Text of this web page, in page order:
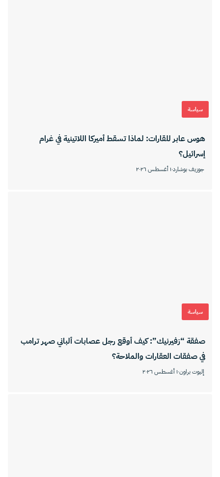
سياسة
​هوس عابر للقارات: لماذا تسقط أميركا اللاتينية في غرام
إسرائيل؟
جوزيف بوشارد١٠ أغسطس ٢٠٢٦
سياسة
صفقة “زفيرنيك”: كيف أوقع رجل عصابات ألباني صهر ترامب
في صفقات العقارات والملاحة؟
إليوت براون١٠ أغسطس ٢٠٢٦